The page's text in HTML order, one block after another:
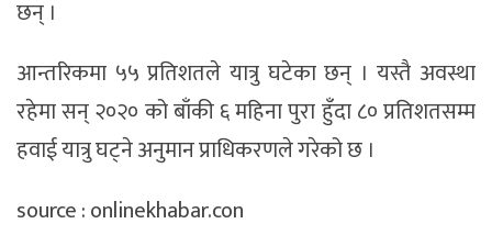
छन् ।
आन्तरिकमा ५५ प्रतिशतले यात्रु घटेका छन् । यस्तै अवस्था
रहेमा सन् २०२० को बाँकी ६ महिना पुरा हुँदा ८० प्रतिशतसम्म
हवाई यात्रु घट्ने अनुमान प्राधिकरणले गरेको छ ।
source : onlinekhabar.con